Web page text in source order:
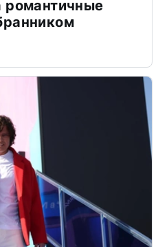
романтичные